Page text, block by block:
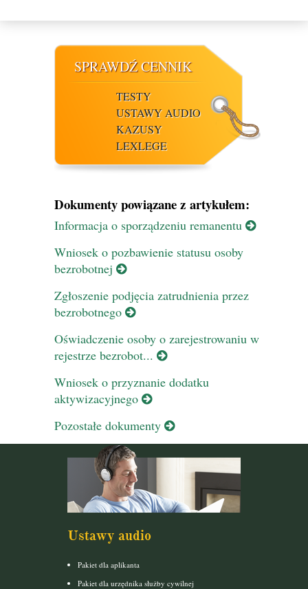
SPRAWDŹ CENNIK
TESTY
USTAWY AUDIO
KAZUSY
LEXLEGE
Dokumenty powiązane z artykułem:
Informacja o sporządzeniu remanentu
Wniosek o pozbawienie statusu osoby
bezrobotnej
Zgłoszenie podjęcia zatrudnienia przez
bezrobotnego
Oświadczenie osoby o zarejestrowaniu w
rejestrze bezrobot...
Wniosek o przyznanie dodatku
aktywizacyjnego
Pozostałe dokumenty
Ustawy audio
Pakiet dla aplikanta
Pakiet dla urzędnika służby cywilnej